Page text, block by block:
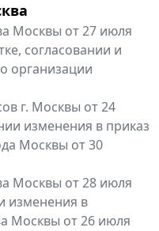
Москвы от 27 июля
согласовании и
организации
г. Москвы от 24
изменения в приказ
Москвы от 30
Москвы от 28 июля
изменения в
Москвы от 26 июля